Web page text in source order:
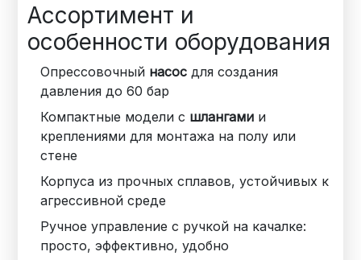
Ассортимент и
особенности оборудования
Опрессовочный насос для создания
давления до 60 бар
Компактные модели с шлангами и
креплениями для монтажа на полу или
стене
Корпуса из прочных сплавов, устойчивых к
агрессивной среде
Ручное управление с ручкой на качалке:
просто, эффективно, удобно